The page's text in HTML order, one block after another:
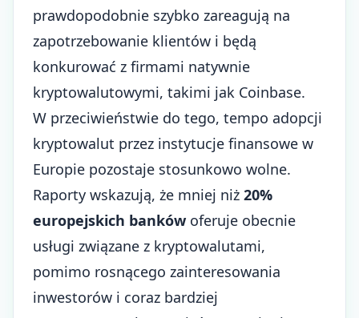
prawdopodobnie szybko zareagują na
zapotrzebowanie klientów i będą
konkurować z firmami natywnie
kryptowalutowymi, takimi jak Coinbase.
W przeciwieństwie do tego, tempo adopcji
kryptowalut przez instytucje finansowe w
Europie pozostaje stosunkowo wolne.
Raporty wskazują, że mniej niż 20%
europejskich banków oferuje obecnie
usługi związane z kryptowalutami,
pomimo rosnącego zainteresowania
inwestorów i coraz bardziej